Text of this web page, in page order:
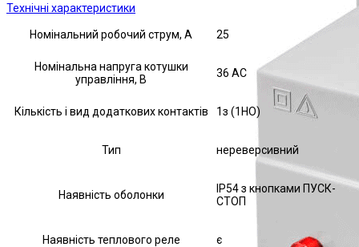
Технічні характеристики
Номінальний робочий струм, А 25
Номінальна напруга котушки
управління, В
36 AC
Кількість і вид додаткових контактів 1з (1НО)
Тип нереверсивний
Наявність оболонки
IP54 з кнопками ПУСК-
СТОП
Наявність теплового реле є